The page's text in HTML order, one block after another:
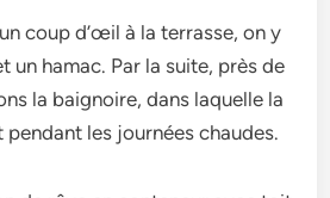
coup d’œil à la terrasse, on y
un hamac. Par la suite, près de
la baignoire, dans laquelle la
les journées chaudes.